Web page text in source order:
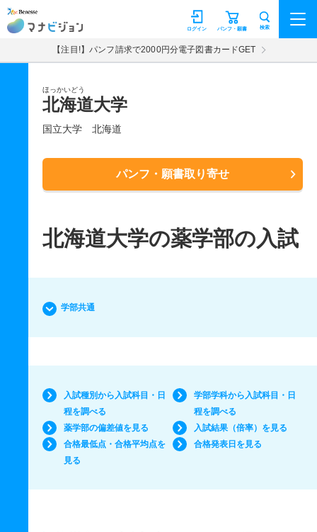
マナビジョン パンフ・願書
ログイン 検索
【注目!】パンフ請求で2000円分電子図書カードGET
ほっかいどう
北海道大学
国立大学 北海道
パンフ・願書取り寄せ
北海道大学の薬学部の入試
学部共通
入試種別から入試科目・日
程を調べる
学部学科から入試科目・日
程を調べる
薬学部の偏差値を見る
入試結果（倍率）を見る
合格最低点・合格平均点を
見る
合格発表日を見る